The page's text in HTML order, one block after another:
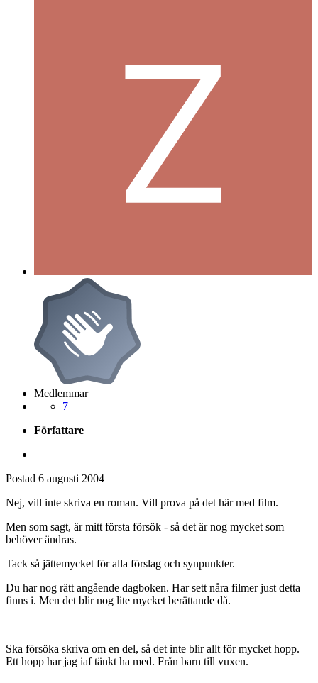
Medlemmar
7
Författare
Postad 6 augusti 2004
Nej, vill inte skriva en roman. Vill prova på det här med film.
Men som sagt, är mitt första försök - så det är nog mycket som
behöver ändras.
Tack så jättemycket för alla förslag och synpunkter.
Du har nog rätt angående dagboken. Har sett nåra filmer just detta
finns i. Men det blir nog lite mycket berättande då.
Ska försöka skriva om en del, så det inte blir allt för mycket hopp.
Ett hopp har jag iaf tänkt ha med. Från barn till vuxen.